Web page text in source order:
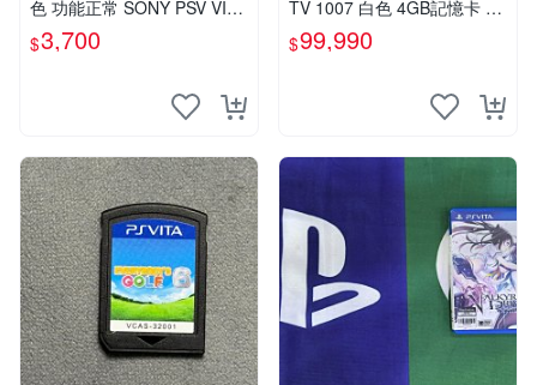
色 功能正常 SONY PSV VITA
主機 2000~3000型 二手功能
正常 賣3千5~4千也可用各式
$3,700
TV 1007 白色 4GB記憶卡 PS
3手把(白) 書盒完整 【台中恐
龍電玩】
$99,990